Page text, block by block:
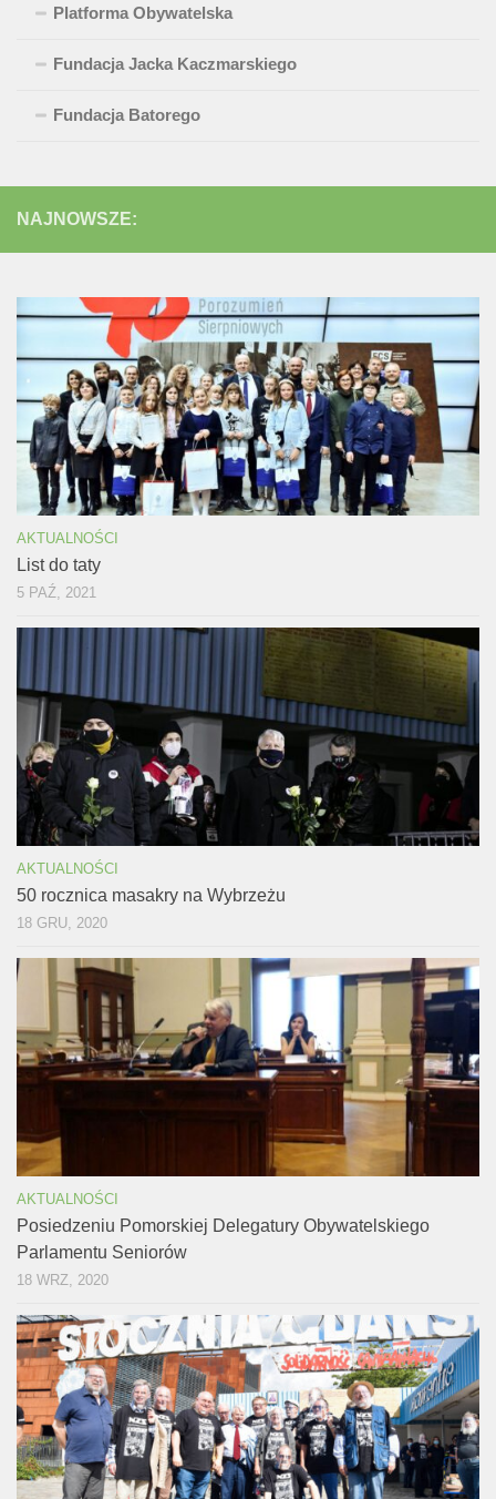
Platforma Obywatelska
Fundacja Jacka Kaczmarskiego
Fundacja Batorego
NAJNOWSZE:
AKTUALNOŚCI
List do taty
5 PAŹ, 2021
AKTUALNOŚCI
50 rocznica masakry na Wybrzeżu
18 GRU, 2020
AKTUALNOŚCI
Posiedzeniu Pomorskiej Delegatury Obywatelskiego
Parlamentu Seniorów
18 WRZ, 2020